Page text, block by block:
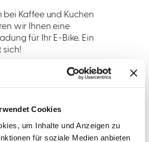
Cookies
um Inhalte und Anzeigen zu
für soziale Medien anbieten
bei Kaffee und Kuchen
wir Ihnen eine
für Ihr E-Bike. Ein
sich!